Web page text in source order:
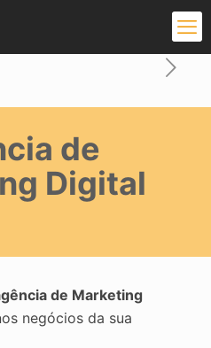
de
Digital
de Marketing
negócios da sua